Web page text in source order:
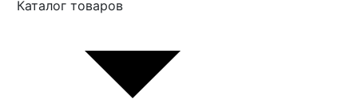
Каталог товаров